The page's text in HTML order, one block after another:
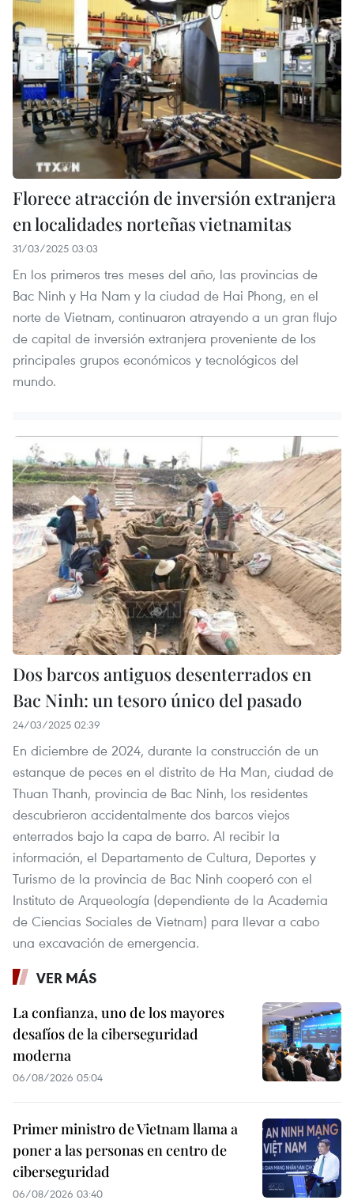
Florece atracción de inversión extranjera
en localidades norteñas vietnamitas
31/03/2025 03:03
En los primeros tres meses del año, las provincias de
Bac Ninh y Ha Nam y la ciudad de Hai Phong, en el
norte de Vietnam, continuaron atrayendo a un gran flujo
de capital de inversión extranjera proveniente de los
principales grupos económicos y tecnológicos del
mundo.
Dos barcos antiguos desenterrados en
Bac Ninh: un tesoro único del pasado
24/03/2025 02:39
En diciembre de 2024, durante la construcción de un
estanque de peces en el distrito de Ha Man, ciudad de
Thuan Thanh, provincia de Bac Ninh, los residentes
descubrieron accidentalmente dos barcos viejos
enterrados bajo la capa de barro. Al recibir la
información, el Departamento de Cultura, Deportes y
Turismo de la provincia de Bac Ninh cooperó con el
Instituto de Arqueología (dependiente de la Academia
de Ciencias Sociales de Vietnam) para llevar a cabo
una excavación de emergencia.
VER MÁS
La confianza, uno de los mayores
desafíos de la ciberseguridad
moderna
06/08/2026 05:04
Primer ministro de Vietnam llama a
poner a las personas en centro de
ciberseguridad
06/08/2026 03:40